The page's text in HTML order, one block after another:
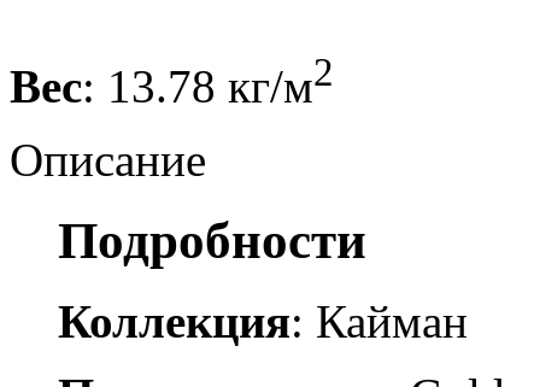
Вес: 13.78 кг/м2
Описание
Подробности
Коллекция: Кайман